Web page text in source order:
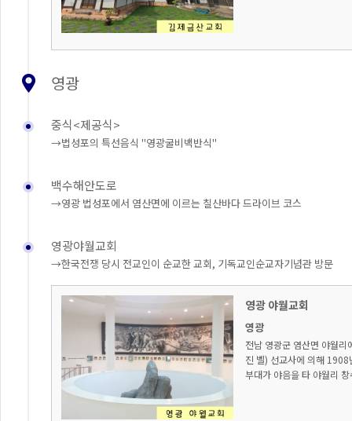
영광
중식<제공식>
→법성포의 특선음식 "영광굴비백반식"
백수해안도로
→영광 법성포에서 염산면에 이르는 칠산바다 드라이브 코스
영광야월교회
→한국전쟁 당시 전교인이 순교한 교회, 기독교인순교자기념관 방문
영광 야월교회
영광
전남 영광군 염산면 야월
진 벨) 선교사에 의해
부대가 야음을 타 야월리